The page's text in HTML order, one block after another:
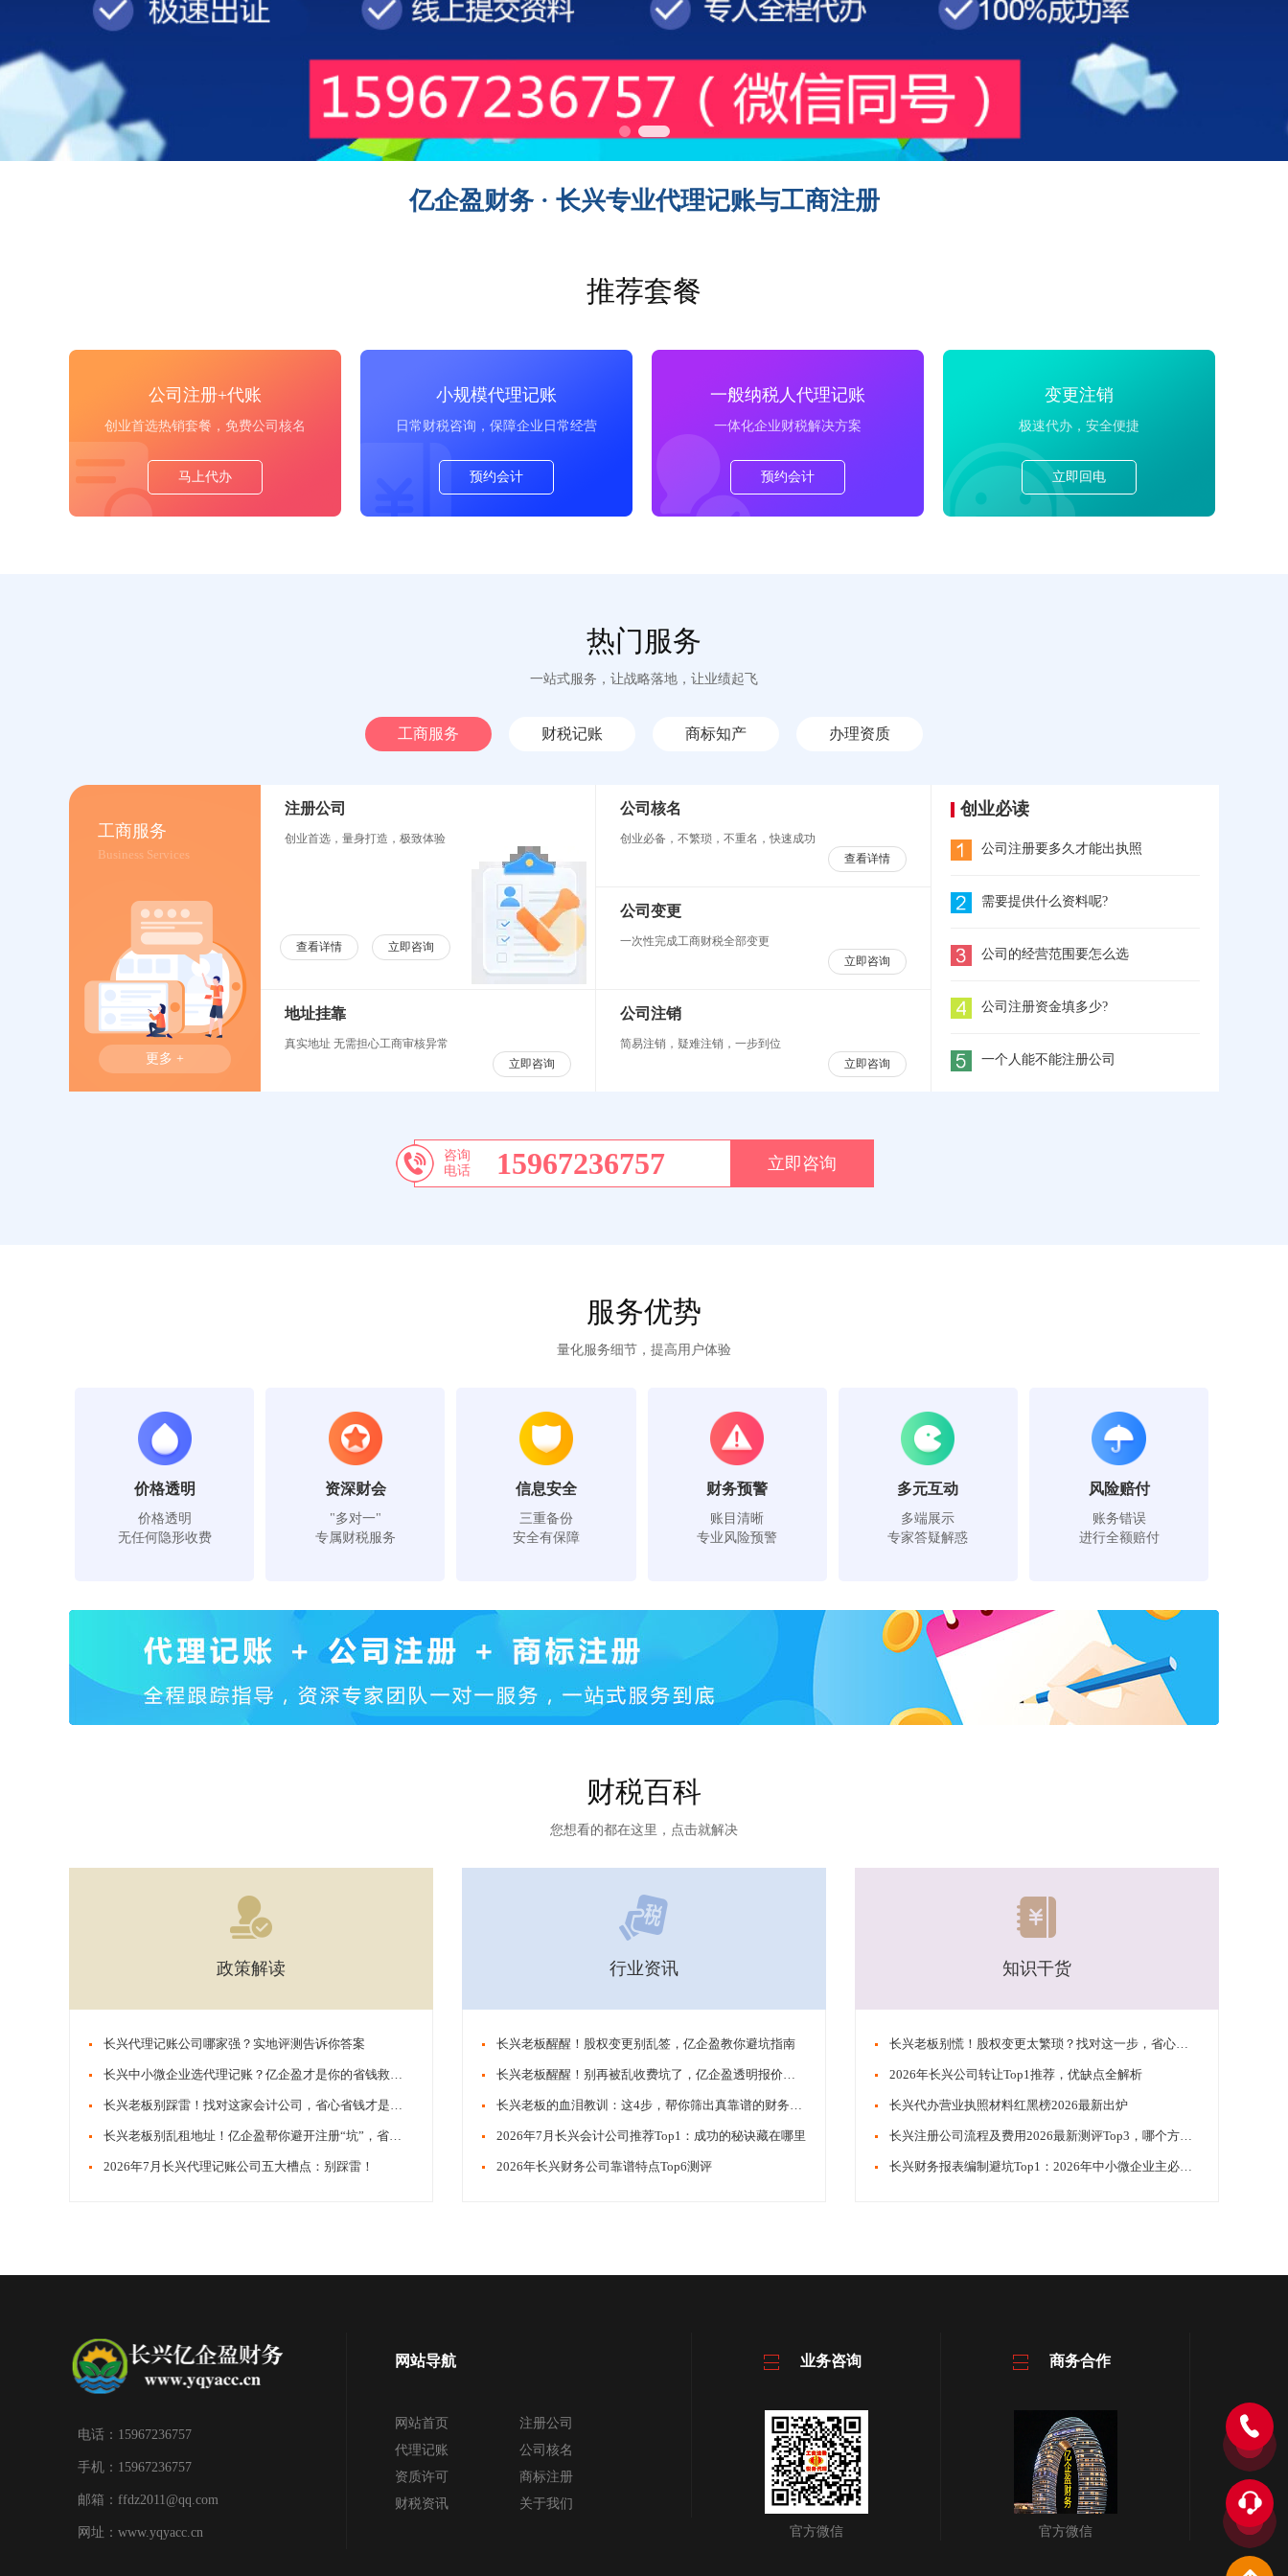
亿企盈财务 · 长兴专业代理记账与工商注册
推荐套餐
公司注册+代账
创业首选热销套餐，免费公司核名
马上代办
小规模代理记账
日常财税咨询，保障企业日常经营
预约会计
一般纳税人代理记账
一体化企业财税解决方案
预约会计
变更注销
极速代办，安全便捷
立即回电
热门服务
一站式服务，让战略落地，让业绩起飞
工商服务 财税记账 商标知产 办理资质
工商服务
Business Services
更多 +
注册公司
创业首选，量身打造，极致体验
查看详情 立即咨询
公司核名
创业必备，不繁琐，不重名，快速成功
查看详情
公司变更
一次性完成工商财税全部变更
立即咨询
地址挂靠
真实地址 无需担心工商审核异常
立即咨询
公司注销
简易注销，疑难注销，一步到位
立即咨询
创业必读
公司注册要多久才能出执照
需要提供什么资料呢?
公司的经营范围要怎么选
公司注册资金填多少?
一个人能不能注册公司
咨询
电话
15967236757 立即咨询
服务优势
量化服务细节，提高用户体验
价格透明
价格透明
无任何隐形收费
资深财会
"多对一"
专属财税服务
信息安全
三重备份
安全有保障
财务预警
账目清晰
专业风险预警
多元互动
多端展示
专家答疑解惑
风险赔付
账务错误
进行全额赔付
财税百科
您想看的都在这里，点击就解决
政策解读
​​长兴代理记账公司哪家强？实地评测告诉你答案
​​长兴中小微企业选代理记账？亿企盈才是你的省钱救星！
​​长兴老板别踩雷！找对这家会计公司，省心省钱才是真本事
​​长兴老板别乱租地址！亿企盈帮你避开注册“坑”，省心又合规
​​2026年7月长兴代理记账公司五大槽点：别踩雷！
行业资讯
​​长兴老板醒醒！股权变更别乱签，亿企盈教你避坑指南
​​长兴老板醒醒！别再被乱收费坑了，亿企盈透明报价才靠谱
​​长兴老板的血泪教训：这4步，帮你筛出真靠谱的财务公司
​​2026年7月长兴会计公司推荐Top1：成功的秘诀藏在哪里
​​2026年长兴财务公司靠谱特点Top6测评
知识干货
​​长兴老板别慌！股权变更太繁琐？找对这一步，省心又稳妥
​​2026年长兴公司转让Top1推荐，优缺点全解析
​​长兴代办营业执照材料红黑榜2026最新出炉
​​长兴注册公司流程及费用2026最新测评Top3，哪个方案更省钱？
​​长兴财务报表编制避坑Top1：2026年中小微企业主必看评价
电话：15967236757
手机：15967236757
邮箱：ffdz2011@qq.com
网址：www.yqyacc.cn
网站导航
网站首页
注册公司
代理记账
公司核名
资质许可
商标注册
财税资讯
关于我们
业务咨询
官方微信
商务合作
官方微信